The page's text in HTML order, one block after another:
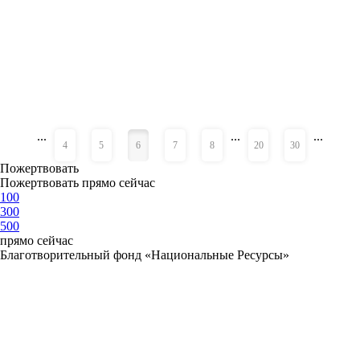
...
4 5 6 7 8
...
20 30
...
Пожертвовать
Пожертвовать прямо сейчас
100
300
500
прямо сейчас
Благотворительный фонд «Национальные Ресурсы»